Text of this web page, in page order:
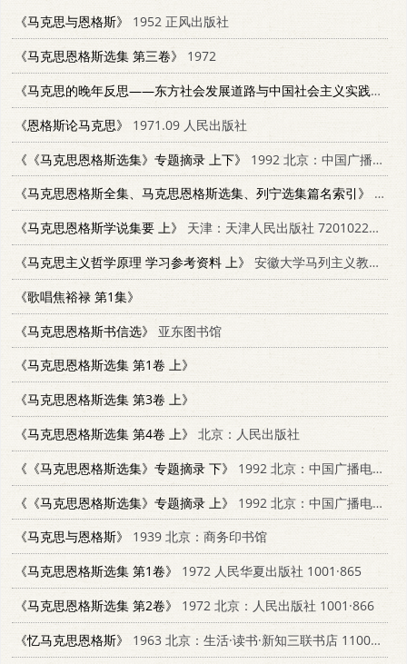
《马克思与恩格斯》
1952 正风出版社
《马克思恩格斯选集 第三卷》
1972
《马克思的晚年反思——东方社会发展道路与中国社会主义实践》
《恩格斯论马克思》
1971.09 人民出版社
《《马克思恩格斯选集》专题摘录 上下》
1992 北京：中国广播电视出版社 7504316628
《马克思恩格斯全集、马克思恩格斯选集、列宁选集篇名索引》
《马克思恩格斯学说集要 上》
天津：天津人民出版社 7201022520
《马克思主义哲学原理 学习参考资料 上》
安徽大学马列主义教研室
《歌唱焦裕禄 第1集》
《马克思恩格斯书信选》
亚东图书馆
《马克思恩格斯选集 第1卷 上》
《马克思恩格斯选集 第3卷 上》
《马克思恩格斯选集 第4卷 上》
北京：人民出版社
《《马克思恩格斯选集》专题摘录 下》
1992 北京：中国广播电视出版社 7504316628
《《马克思恩格斯选集》专题摘录 上》
1992 北京：中国广播电视出版社 7504316628
《马克思与恩格斯》
1939 北京：商务印书馆
《马克思恩格斯选集 第1卷》
1972 人民华夏出版社 1001·865
《马克思恩格斯选集 第2卷》
1972 北京：人民出版社 1001·866
《忆马克思恩格斯》
1963 北京：生活·读书·新知三联书店 11002·356